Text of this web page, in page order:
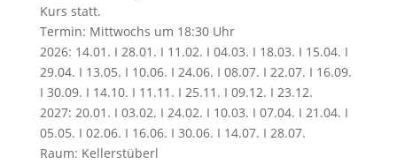
Kurs statt.
Termin: Mittwochs um 18:30 Uhr
2026: 14.01. I 28.01. I 11.02. I 04.03. I 18.03. I 15.04. I
29.04. I 13.05. I 10.06. I 24.06. I 08.07. I 22.07. I 16.09.
I 30.09. I 14.10. I 11.11. I 25.11. I 09.12. I 23.12.
2027: 20.01. I 03.02. I 24.02. I 10.03. I 07.04. I 21.04. I
05.05. I 02.06. I 16.06. I 30.06. I 14.07. I 28.07.
Raum: Kellerstüberl